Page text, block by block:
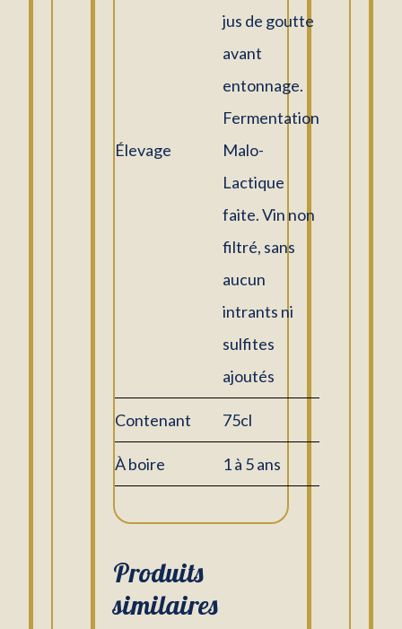
Élevage
jus de goutte
avant
entonnage.
Fermentation
Malo-
Lactique
faite. Vin non
filtré, sans
aucun
intrants ni
sulfites
ajoutés
Contenant 75cl
À boire 1 à 5 ans
Produits
similaires